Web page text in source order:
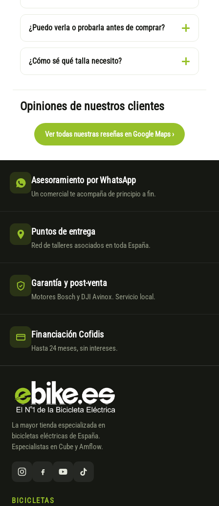
¿Puedo verla o probarla antes de comprar?
¿Cómo sé qué talla necesito?
Opiniones de nuestros clientes
Ver todas nuestras reseñas en Google Maps ›
Asesoramiento por WhatsApp
Un comercial te acompaña de principio a fin.
Puntos de entrega
Red de talleres asociados en toda España.
Garantía y post-venta
Motores Bosch y DJI Avinox. Servicio local.
Financiación Cofidis
Hasta 24 meses, sin intereses.
La mayor tienda especializada en
bicicletas eléctricas de España.
Especialistas en Cube y Amflow.
BICICLETAS